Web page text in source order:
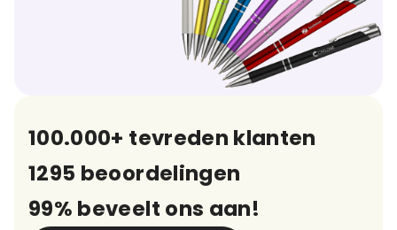
100.000+ tevreden klanten
1295 beoordelingen
99% beveelt ons aan!